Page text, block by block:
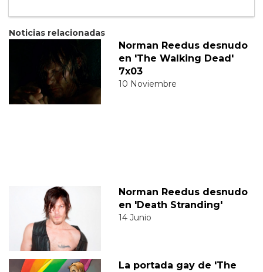
Noticias relacionadas
Norman Reedus desnudo
en 'The Walking Dead'
7x03
10 Noviembre
Norman Reedus desnudo
en 'Death Stranding'
14 Junio
La portada gay de 'The